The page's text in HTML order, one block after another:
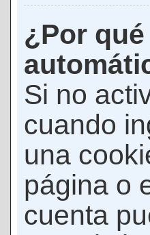
¿Por
Si no
cuando
una
página o
cuenta